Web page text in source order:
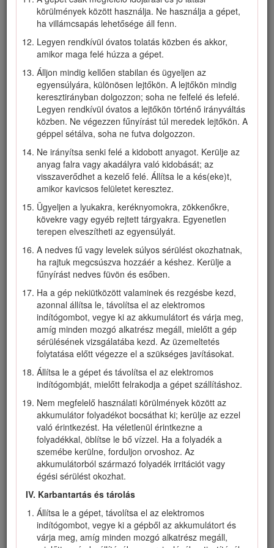
körülmények között használja. Ne használja a gépet,
ha villámcsapás lehetősége áll fenn.
Legyen rendkívül óvatos tolatás közben és akkor,
amikor maga felé húzza a gépet.
Álljon mindig kellően stabilan és ügyeljen az
egyensúlyára, különösen lejtőkön. A lejtőkön mindig
keresztirányban dolgozzon; soha ne felfelé és lefelé.
Legyen rendkívül óvatos a lejtőkön történő irányváltás
közben. Ne végezzen fűnyírást túl meredek lejtőkön. A
géppel sétálva, soha ne futva dolgozzon.
Ne irányítsa senki felé a kidobott anyagot. Kerülje az
anyag falra vagy akadályra való kidobását; az
visszaverődhet a kezelő felé. Állítsa le a kés(eke)t,
amikor kavicsos felületet keresztez.
Ügyeljen a lyukakra, keréknyomokra, zökkenőkre,
kövekre vagy egyéb rejtett tárgyakra. Egyenetlen
terepen elveszítheti az egyensúlyát.
A nedves fű vagy levelek súlyos sérülést okozhatnak,
ha rajtuk megcsúszva hozzáér a késhez. Kerülje a
fűnyírást nedves füvön és esőben.
Ha a gép nekiütközött valaminek és rezgésbe kezd,
azonnal állítsa le, távolítsa el az elektromos
indítógombot, vegye ki az akkumulátort és várja meg,
amíg minden mozgó alkatrész megáll, mielőtt a gép
sérülésének vizsgálatába kezd. Az üzemeltetés
folytatása előtt végezze el a szükséges javításokat.
Állítsa le a gépet és távolítsa el az elektromos
indítógombját, mielőtt felrakodja a gépet szállításhoz.
Nem megfelelő használati körülmények között az
akkumulátor folyadékot bocsáthat ki; kerülje az ezzel
való érintkezést. Ha véletlenül érintkezne a
folyadékkal, öblítse le bő vízzel. Ha a folyadék a
szemébe kerülne, forduljon orvoshoz. Az
akkumulátorból származó folyadék irritációt vagy
égési sérülést okozhat.
IV. Karbantartás és tárolás
Állítsa le a gépet, távolítsa el az elektromos
indítógombot, vegye ki a gépből az akkumulátort és
várja meg, amíg minden mozgó alkatrész megáll,
akkumulátortöltőt, mert az váratlan módon tüzet,
robbanást vagy személyi sérülést okozhat.
Ha az akkumulátortöltő tápkábele megsérült, cseréltesse
ki hivatalos márkakereskedővel.
Ne használjon elemeket, mert azok nem tölthetők.
Az akkumulátort csak a Toro által jóváhagyott
akkumulátortöltővel töltse. Egy adott típusú akkumulátor
töltésére való töltő más típusú akkumulátorral használva
tűzveszélyt okozhat.
Az akkumulátor töltését csak jól szellőző helyen végezze.
Ne tegye ki az akkumulátort vagy az akkumulátortöltőt
tűznek vagy 68 °C-nál magasabb hőmérsékletnek.
Tartsa be a töltéssel kapcsolatos összes utasítást, és ne
töltse az akkumulátort az utasításban megadott
hőmérséklet-tartományon kívül. Ellenkező esetben az
akkumulátor károsodhat és megnövekedhet a tűzveszély.
Öltözzön megfelelően – viseljen megfelelő öltözéket,
beleértve a védőszemüveget, a hosszú szárú nadrágot, a
megfelelő, csúszásgátló lábbelit (ne legyen mezítláb vagy
szandálban), a kesztyűt és a hallásvédelmi eszközt is. Ha
hosszú a haja, hátul kösse össze, és kerülje a laza
ékszereket, mert ezek beakadhatnak a mozgó
alkatrészekbe. Poros körülmények között viseljen
porvédő maszkot. Javasolt a gumikesztyű használata.
III. Működtetés
A mozgó kés érintése súlyos sérülést okozhat. Tartsa
távol kezét és lábát a vágóterülettől és gép összes mozgó
alkatrészétől. Maradjon távol a kidobónyílásoktól.
A gép nem rendeltetésszerű használata veszélyezteti az
Ön és a közelben állók biztonságát.
A gép indítása előtt kapcsolja ki az önjáró meghajtást (ha
van).
A motor elindításakor ne billentse meg a gépet.
Előzze meg a véletlen beindítást – távolítsa el az
elektromos indítógombot a kapcsolóból, mielőtt
csatlakoztatja az akkumulátort vagy valamilyen műveletet
végez a gépen.